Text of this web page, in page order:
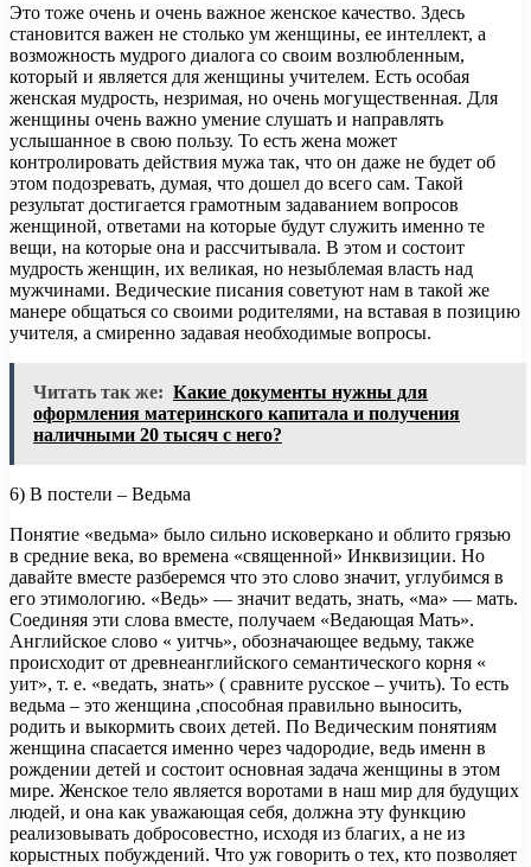
Это тоже очень и очень важное женское качество. Здесь
становится важен не столько ум женщины, ее интеллект, а
возможность мудрого диалога со своим возлюбленным,
который и является для женщины учителем. Есть особая
женская мудрость, незримая, но очень могущественная. Для
женщины очень важно умение слушать и направлять
услышанное в свою пользу. То есть жена может
контролировать действия мужа так, что он даже не будет об
этом подозревать, думая, что дошел до всего сам. Такой
результат достигается грамотным задаванием вопросов
женщиной, ответами на которые будут служить именно те
вещи, на которые она и рассчитывала. В этом и состоит
мудрость женщин, их великая, но незыблемая власть над
мужчинами. Ведические писания советуют нам в такой же
манере общаться со своими родителями, на вставая в позицию
учителя, а смиренно задавая необходимые вопросы.
Читать так же: Какие документы нужны для
оформления материнского капитала и получения
наличными 20 тысяч с него?
6) В постели – Ведьма
Понятие «ведьма» было сильно исковеркано и облито грязью
в средние века, во времена «священной» Инквизиции. Но
давайте вместе разберемся что это слово значит, углубимся в
его этимологию. «Ведь» — значит ведать, знать, «ма» — мать.
Соединяя эти слова вместе, получаем «Ведающая Мать».
Английское слово « уитчь», обозначающее ведьму, также
происходит от древнеанглийского семантического корня «
уит», т. е. «ведать, знать» ( сравните русское – учить). То есть
ведьма – это женщина ,способная правильно выносить,
родить и выкормить своих детей. По Ведическим понятиям
женщина спасается именно через чадородие, ведь именн в
рождении детей и состоит основная задача женщины в этом
мире. Женское тело является воротами в наш мир для будущих
людей, и она как уважающая себя, должна эту функцию
реализовывать добросовестно, исходя из благих, а не из
корыстных побуждений. Что уж говорить о тех, кто позволяет